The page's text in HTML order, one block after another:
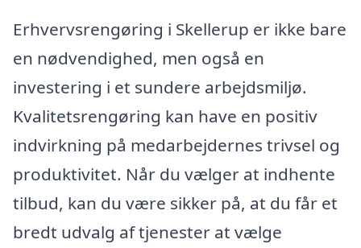
Erhvervsrengøring i Skellerup er ikke bare
en nødvendighed, men også en
investering i et sundere arbejdsmiljø.
Kvalitetsrengøring kan have en positiv
indvirkning på medarbejdernes trivsel og
produktivitet. Når du vælger at indhente
tilbud, kan du være sikker på, at du får et
bredt udvalg af tjenester at vælge